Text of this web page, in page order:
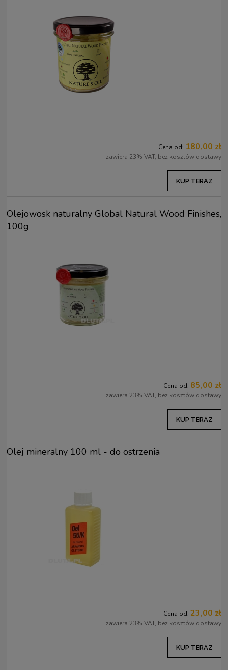
Cena od: 180,00 zł
zawiera 23% VAT, bez kosztów dostawy
KUP TERAZ
Olejowosk naturalny Global Natural Wood Finishes,
100g
Cena od: 85,00 zł
zawiera 23% VAT, bez kosztów dostawy
KUP TERAZ
Olej mineralny 100 ml - do ostrzenia
Cena od: 23,00 zł
zawiera 23% VAT, bez kosztów dostawy
KUP TERAZ